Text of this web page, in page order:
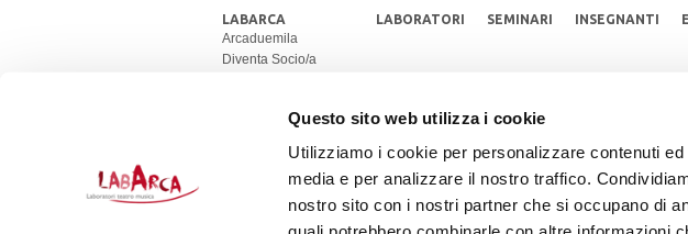
Questo sito web utilizza i cookie
Utilizziamo i cookie per personalizzare contenuti
media e per analizzare il nostro traffico.
nostro sito con i nostri partner che si occupano di
LABARCA
Arcaduemila
Diventa Socio/a
Cinque per mille
La nostra Newsletter
Convenzioni
LabLog il nostro blog
LABORATORI SEMINARI INSEGNANTI